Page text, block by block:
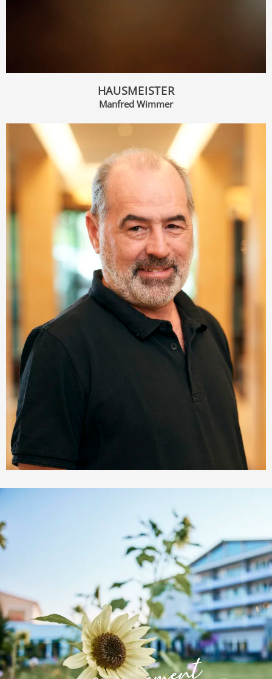
HAUSMEISTER
Manfred Wimmer